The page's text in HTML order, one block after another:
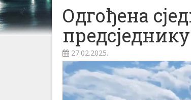
Одгођена
27.02.2025.